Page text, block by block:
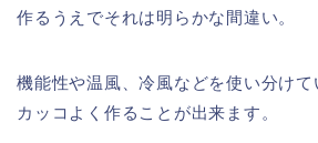
作るうえでそれは明らかな間違い。
機能性や温風、冷風などを使い分け
カッコよく作ることが出来ます。